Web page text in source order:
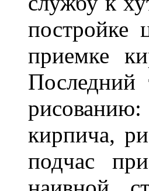
постройке
приемке
Последний
кирпича,
подчас